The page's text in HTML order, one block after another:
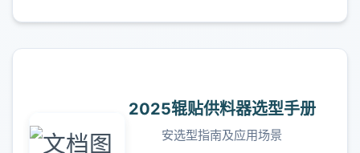
2025辊贴供料器选型手册
安选型指南及应用场景